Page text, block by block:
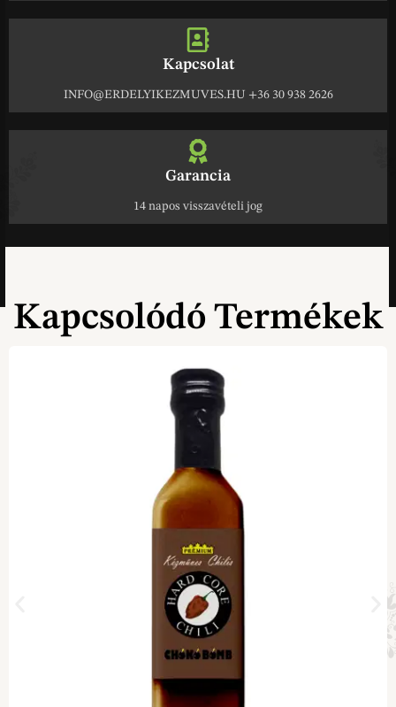
Kapcsolat
INFO@ERDELYIKEZMUVES.HU +36 30 938 2626
Garancia
14 napos visszavételi jog
Kapcsolódó Termékek